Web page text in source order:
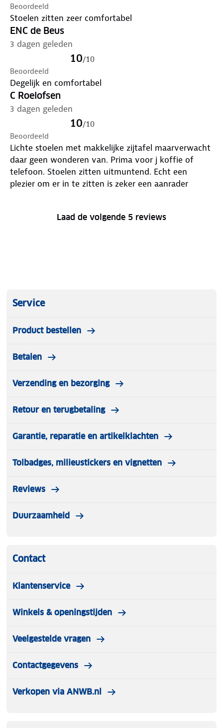
Beoordeeld
Stoelen zitten zeer comfortabel
ENC de Beus
3 dagen geleden
10/10
Beoordeeld
Degelijk en comfortabel
C Roelofsen
3 dagen geleden
10/10
Beoordeeld
Lichte stoelen met makkelijke zijtafel maarverwacht
daar geen wonderen van. Prima voor j koffie of
telefoon. Stoelen zitten uitmuntend. Echt een
plezier om er in te zitten is zeker een aanrader
Laad de volgende 5 reviews
Service
Product bestellen
Betalen
Verzending en bezorging
Retour en terugbetaling
Garantie, reparatie en artikelklachten
Tolbadges, milieustickers en vignetten
Reviews
Duurzaamheid
Contact
Klantenservice
Winkels & openingstijden
Veelgestelde vragen
Contactgegevens
Verkopen via ANWB.nl